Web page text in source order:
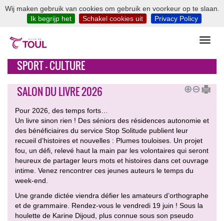
Wij maken gebruik van cookies om gebruik en voorkeur op te slaan.
Ik begrijp het
Schakel cookies uit Privacy Policy
SPORT - CULTURE
SALON DU LIVRE 2026
Pour 2026, des temps forts…
Un livre sinon rien ! Des séniors des résidences autonomie et
des bénéficiaires du service Stop Solitude publient leur
recueil d’histoires et nouvelles : Plumes touloises. Un projet
fou, un défi, relevé haut la main par les volontaires qui seront
heureux de partager leurs mots et histoires dans cet ouvrage
intime. Venez rencontrer ces jeunes auteurs le temps du
week-end.
Une grande dictée viendra défier les amateurs d’orthographe
et de grammaire. Rendez-vous le vendredi 19 juin ! Sous la
houlette de Karine Dijoud, plus connue sous son pseudo